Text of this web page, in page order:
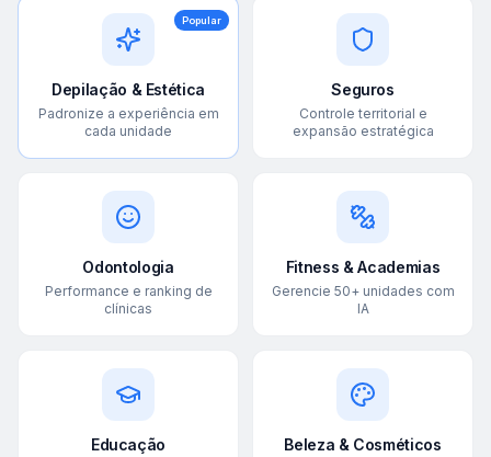
Popular
Depilação & Estética
Padronize a experiência em
cada unidade
Seguros
Controle territorial e
expansão estratégica
Odontologia
Performance e ranking de
clínicas
Fitness & Academias
Gerencie 50+ unidades com
IA
Educação Beleza & Cosméticos